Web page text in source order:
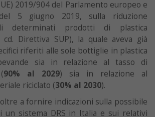
2019/904 del Parlamento europeo e
5 giugno 2019, sulla riduzione
di determinati prodotti di plastica
cd. Direttiva SUP), la quale aveva già
riferiti alle sole bottiglie in plastica
sia in relazione al tasso di
90% al 2029) sia in relazione al
riciclato (30% al 2030).
a fornire indicazioni sulla possibile
un sistema DRS in Italia e sui relativi